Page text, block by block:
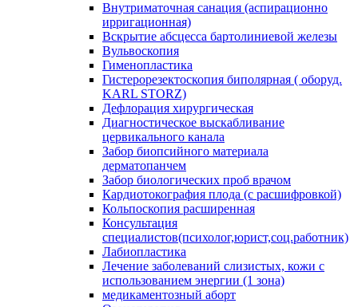
Внутриматочная санация (аспирационно
ирригационная)
Вскрытие абсцесса бартолиниевой железы
Вульвоскопия
Гименопластика
Гистерорезектоскопия биполярная ( оборуд.
KARL STORZ)
Дефлорация хирургическая
Диагностическое выскабливание
цервикального канала
Забор биопсийного материала
дерматопанчем
Забор биологических проб врачом
Кардиотокография плода (с расшифровкой)
Кольпоскопия расширенная
Консультация
специалистов(психолог,юрист,соц.работник)
Лабиопластика
Лечение заболеваний слизистых, кожи с
использованием энергии (1 зона)
медикаментозный аборт